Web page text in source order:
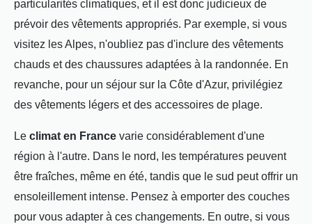
particularités climatiques, et il est donc judicieux de
prévoir des vêtements appropriés. Par exemple, si vous
visitez les Alpes, n'oubliez pas d'inclure des vêtements
chauds et des chaussures adaptées à la randonnée. En
revanche, pour un séjour sur la Côte d'Azur, privilégiez
des vêtements légers et des accessoires de plage.
Le climat en France varie considérablement d'une
région à l'autre. Dans le nord, les températures peuvent
être fraîches, même en été, tandis que le sud peut offrir un
ensoleillement intense. Pensez à emporter des couches
pour vous adapter à ces changements. En outre, si vous